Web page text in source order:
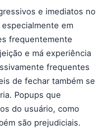
e imediatos no
em
frequentemente
e má experiência
frequentes
de fechar também se
Popups que
do usuário, como
são prejudiciais.